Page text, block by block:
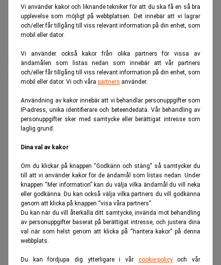
Vi använder kakor och liknande tekniker för att du ska få en så bra
upplevelse som möjligt på webbplatsen. Det innebär att vi lagrar
och/eller får tillgång till viss relevant information på din enhet, som
mobil eller dator.
Vi använder också kakor från olika partners för vissa av
ändamålen som listas nedan som innebär att vår partners
och/eller får tillgång till viss relevant information på din enhet, som
mobil eller dator. Vi och våra partners använder.
Användning av kakor innebär att vi behandlar personuppgifter som
IP-adress, unika identifierare och beteendedata. Vår behandling av
personuppgifter sker med samtycke eller berättigat intresse som
laglig grund.
Dina val av kakor
Om du klickar på knappen “Godkänn och stäng” så samtycker du
till att vi använder kakor för de ändamål som listas nedan. Under
knappen “Mer information” kan du välja vilka ändamål du vill neka
eller godkänna. Du kan också välja vilka partners du vill godkänna
genom att klicka på knappen “visa våra partners”.
Du kan när du vill återkalla ditt samtycke, invända mot behandling
av personuppgifter baserat på berättigat intresse, och justera dina
val när som helst genom att klicka på “hantera kakor” på denna
webbplats.
Du kan fördjupa dig ytterligare i vår cookie-policyoch vår
utomlands.
Läs också:Klart: Stridsvagnstillverkare till börsen –
Realtid
Läs mer:Många riskerar kraftiga inkomstfall när
tjänstepensionen upphör. E55